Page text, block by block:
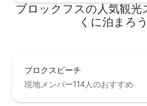
ブロックフスの人気観光
くに泊まろう
ブロクスビーチ
現地メンバー114人のおすすめ